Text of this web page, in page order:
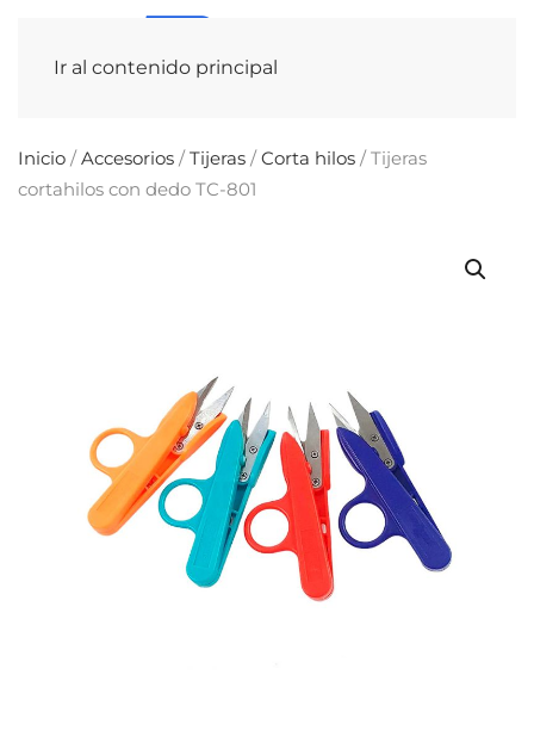
Ir al contenido principal
Inicio /Accesorios /Tijeras /Corta hilos / Tijeras
cortahilos con dedo TC-801